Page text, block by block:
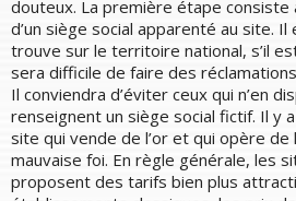
douteux. La première étape consiste
d’un siège social apparenté au site. Il
trouve sur le territoire national, s’il
sera difficile de faire des
Il conviendra d’éviter ceux qui n’en
renseignent un siège social fictif. Il y
site qui vende de l’or et qui opère
mauvaise foi. En règle générale, les
proposent des tarifs bien plus